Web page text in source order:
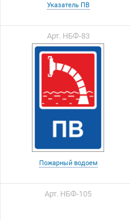
Указатель ПВ
Арт. НБФ-83
Пожарный водоем
Арт. НБФ-105